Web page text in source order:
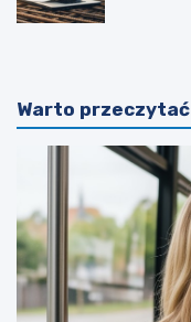
Warto przeczytać